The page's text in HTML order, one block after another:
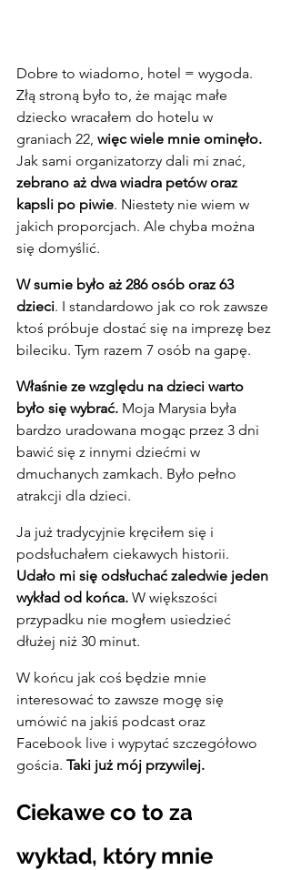
Dobre to wiadomo, hotel = wygoda.
Złą stroną było to, że mając małe
dziecko wracałem do hotelu w
graniach 22, więc wiele mnie ominęło.
Jak sami organizatorzy dali mi znać,
zebrano aż dwa wiadra petów oraz
kapsli po piwie. Niestety nie wiem w
jakich proporcjach. Ale chyba można
się domyślić.
W sumie było aż 286 osób oraz 63
dzieci. I standardowo jak co rok zawsze
ktoś próbuje dostać się na imprezę bez
bileciku. Tym razem 7 osób na gapę.
Właśnie ze względu na dzieci warto
było się wybrać. Moja Marysia była
bardzo uradowana mogąc przez 3 dni
bawić się z innymi dziećmi w
dmuchanych zamkach. Było pełno
atrakcji dla dzieci.
Ja już tradycyjnie kręciłem się i
podsłuchałem ciekawych historii.
Udało mi się odsłuchać zaledwie jeden
wykład od końca. W większości
przypadku nie mogłem usiedzieć
dłużej niż 30 minut.
W końcu jak coś będzie mnie
interesować to zawsze mogę się
umówić na jakiś podcast oraz
Facebook live i wypytać szczegółowo
gościa. Taki już mój przywilej.
Ciekawe co to za
wykład, który mnie